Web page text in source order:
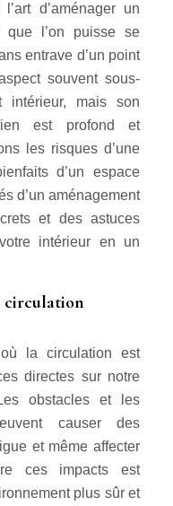
d’aménager un
l’on puisse se
entrave d’un point
souvent sous-
intérieur, mais son
est profond et
les risques d’une
d’un espace
d’un aménagement
et des astuces
intérieur en un
circulation
la circulation est
directes sur notre
obstacles et les
causer des
et même affecter
ces impacts est
plus sûr et